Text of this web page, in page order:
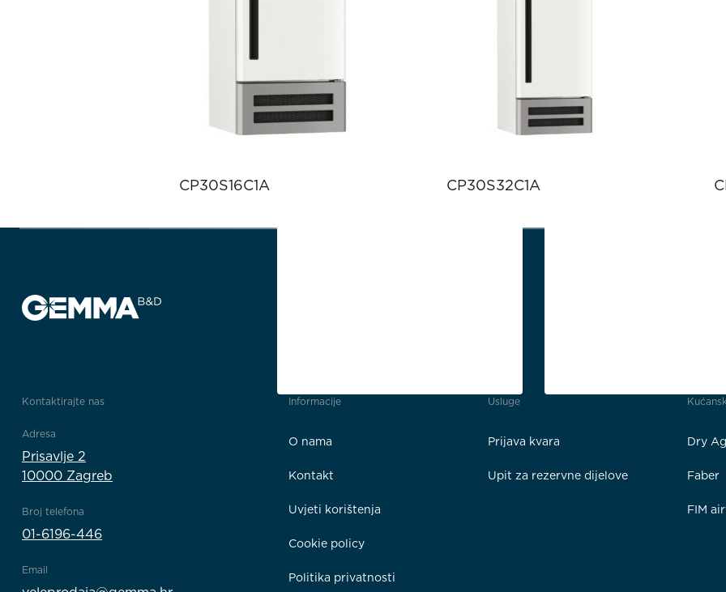
CP30S16C1A CP30S32C1A
Kontaktirajte nas
Adresa
Prisavlje 2
10000 Zagreb
Broj telefona
01-6196-446
Email
Informacije
O nama
Kontakt
Uvjeti korištenja
Cookie policy
Politika privatnosti
Usluge
Prijava kvara
Upit za rezervne dijelove
Dry
Faber
FIM